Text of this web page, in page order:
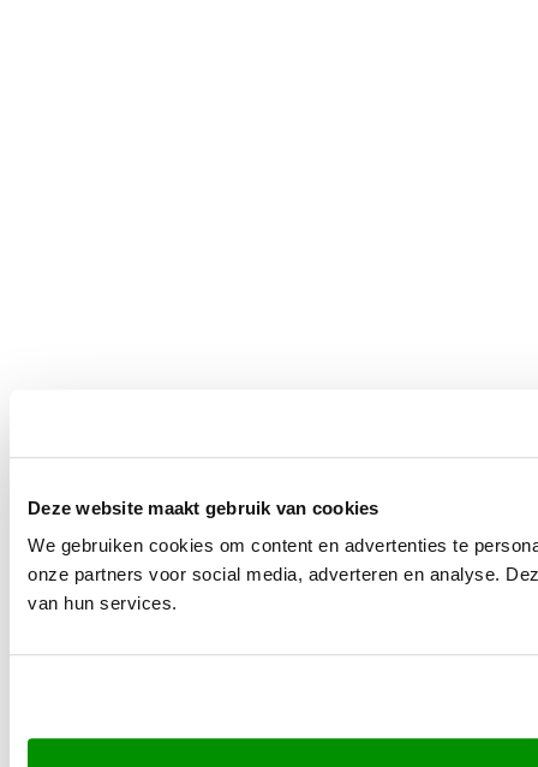
Deze website maakt gebruik van cookies
We gebruiken cookies om content en advertenties te
onze partners voor social media, adverteren en analyse.
van hun services.